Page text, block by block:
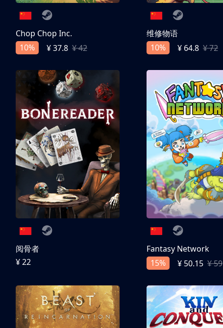
Chop Chop Inc.
10%
¥ 37.8 ¥ 42
维修物语
10%
¥ 64.8 ¥ 72
阅骨者
¥ 22
Fantasy Network
15%
¥ 50.15 ¥ 59